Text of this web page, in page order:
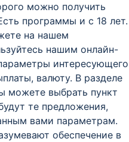
можно получить
программы и с 18 лет.
на нашем
нашим онлайн-
интересующего
валюту. В разделе
можете выбрать пункт
те предложения,
вами параметрам.
обеспечение в